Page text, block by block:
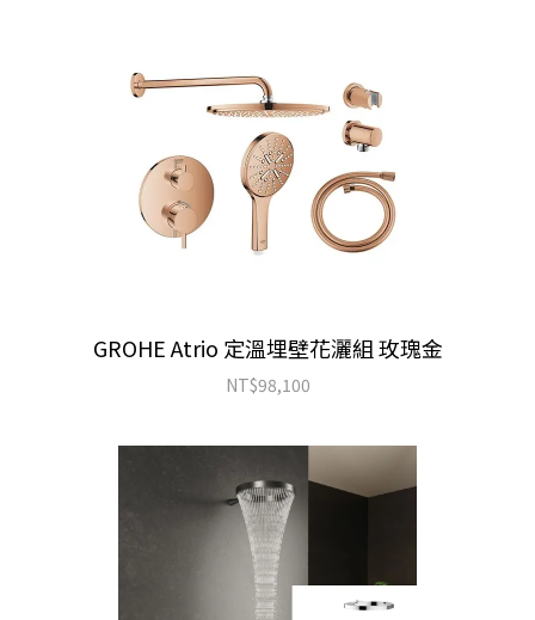
GROHE Atrio 定溫埋壁花灑組 玫瑰金
NT$98,100